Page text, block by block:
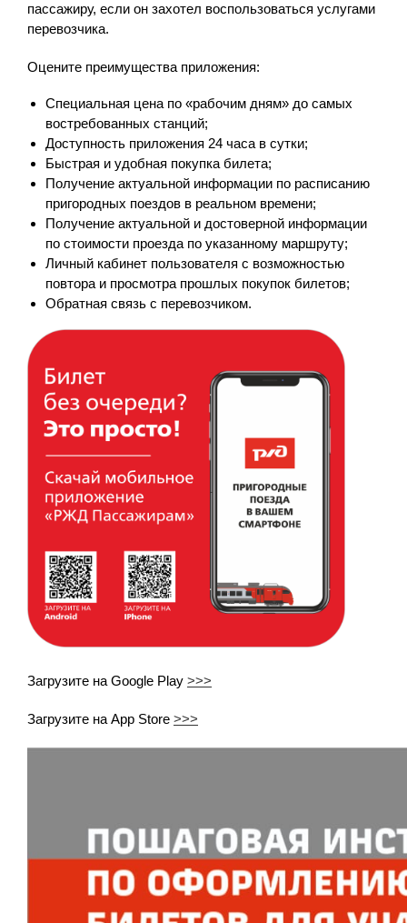
пассажиру, если он захотел воспользоваться услугами
перевозчика.
Оцените преимущества приложения:
Специальная цена по «рабочим дням» до самых
востребованных станций;
Доступность приложения 24 часа в сутки;
Быстрая и удобная покупка билета;
Получение актуальной информации по расписанию
пригородных поездов в реальном времени;
Получение актуальной и достоверной информации
по стоимости проезда по указанному маршруту;
Личный кабинет пользователя с возможностью
повтора и просмотра прошлых покупок билетов;
Обратная связь с перевозчиком.
Загрузите на Google Play >>>
Загрузите на App Store >>>